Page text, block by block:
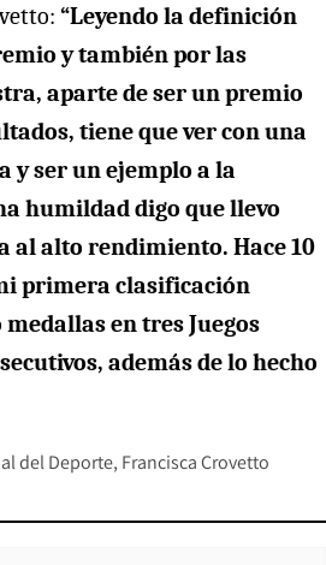
“Leyendo la definición
y también por las
aparte de ser un premio
tiene que ver con una
y ser un ejemplo a la
humildad digo que llevo
al alto rendimiento. Hace 10
primera clasificación
en tres Juegos
además de lo hecho
del Deporte Francisca Crovetto